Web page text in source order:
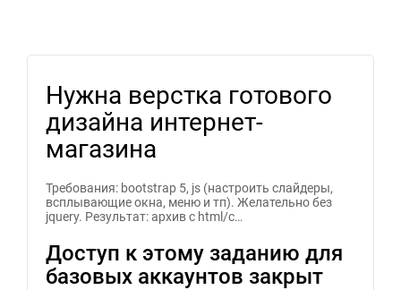
Нужна верстка готового
дизайна интернет-
магазина
Требования: bootstrap 5, js (настроить слайдеры,
всплывающие окна, меню и тп). Желательно без
jquery. Результат: архив с html/c…
Доступ к этому заданию для
базовых аккаунтов закрыт